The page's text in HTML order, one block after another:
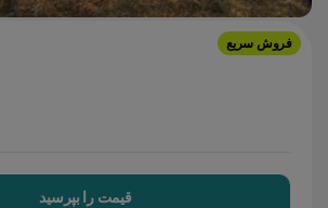
فروش سریع
قیمت را بپرسید